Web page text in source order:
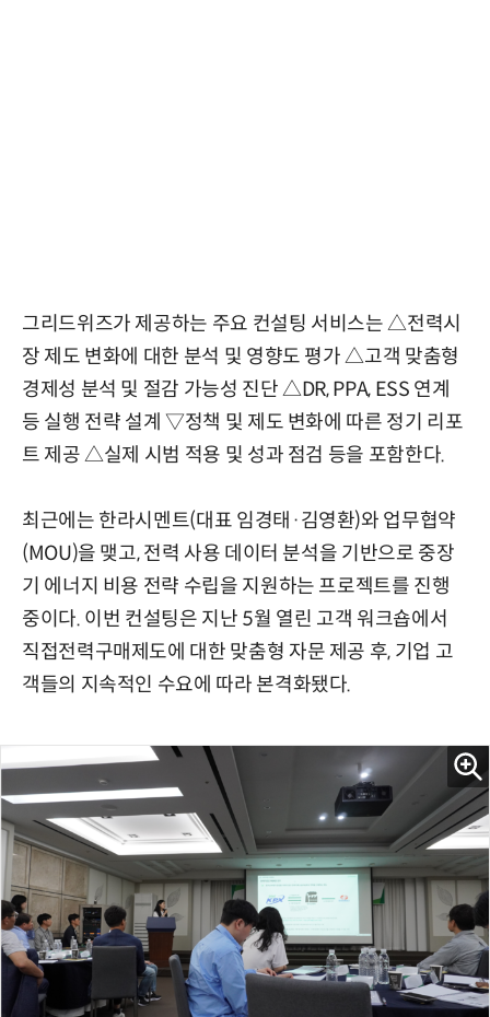
그리드위즈가 제공하는 주요 컨설팅 서비스는 △전력시
장 제도 변화에 대한 분석 및 영향도 평가 △고객 맞춤형
경제성 분석 및 절감 가능성 진단 △DR, PPA, ESS 연계
등 실행 전략 설계 ▽정책 및 제도 변화에 따른 정기 리포
트 제공 △실제 시범 적용 및 성과 점검 등을 포함한다.
최근에는 한라시멘트(대표 임경태·김영환)와 업무협약
(MOU)을 맺고, 전력 사용 데이터 분석을 기반으로 중장
기 에너지 비용 전략 수립을 지원하는 프로젝트를 진행
중이다. 이번 컨설팅은 지난 5월 열린 고객 워크숍에서
직접전력구매제도에 대한 맞춤형 자문 제공 후, 기업 고
객들의 지속적인 수요에 따라 본격화됐다.